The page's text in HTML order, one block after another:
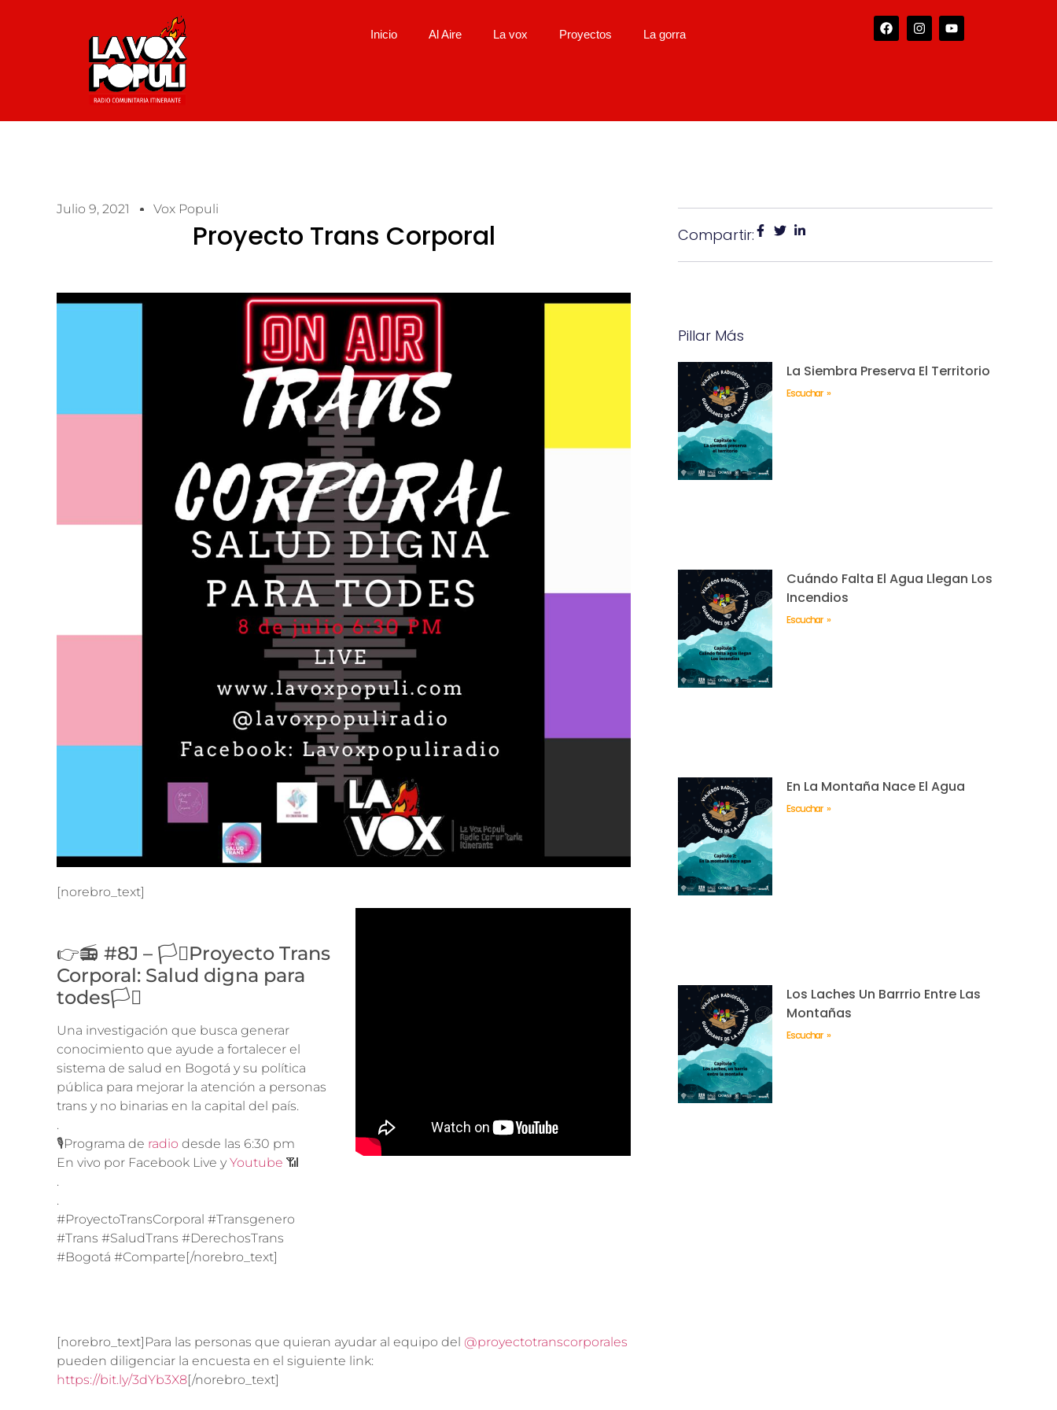
Inicio Al Aire La vox Proyectos La gorra
Julio 9, 2021 Vox Populi
Proyecto Trans Corporal
[norebro_text]
👉📻 #8J – 🏳️‍⚧️Proyecto Trans
Corporal: Salud digna para
todes🏳️‍⚧️
Una investigación que busca generar
conocimiento que ayude a fortalecer el
sistema de salud en Bogotá y su política
pública para mejorar la atención a personas
trans y no binarias en la capital del país.
.
🎙️Programa de radio desde las 6:30 pm
En vivo por Facebook Live y Youtube 📶
.
.
#ProyectoTransCorporal #Transgenero
#Trans #SaludTrans #DerechosTrans
#Bogotá #Comparte[/norebro_text]
[norebro_text]Para las personas que quieran ayudar al equipo del @proyectotranscorporales
pueden diligenciar la encuesta en el siguiente link:
https://bit.ly/3dYb3X8[/norebro_text]
Compartir:
Pillar Más
La Siembra Preserva El Territorio
Escuchar »
Cuándo Falta El Agua Llegan Los
Incendios
Escuchar »
En La Montaña Nace El Agua
Escuchar »
Los Laches Un Barrrio Entre Las
Montañas
Escuchar »